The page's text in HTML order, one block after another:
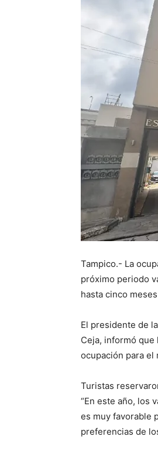
Tampico.- La
próximo periodo
hasta cinco
El presidente de
Ceja, informó
ocupación para el
Turistas
“En este año, los
es muy favorable
preferencias de